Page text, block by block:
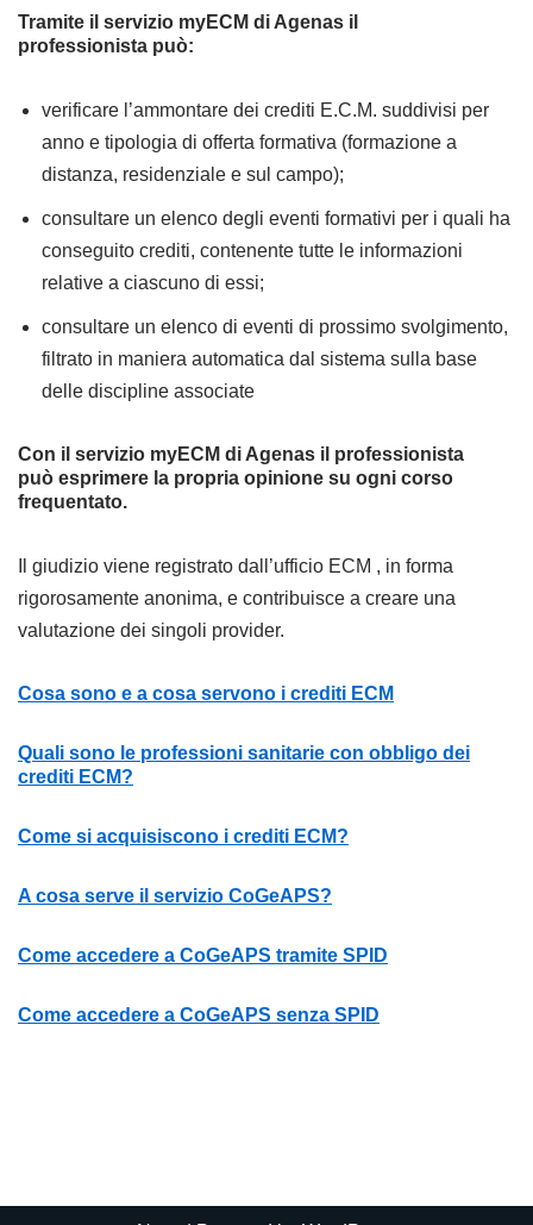
Tramite il servizio myECM di Agenas il
professionista può:
verificare l’ammontare dei crediti E.C.M. suddivisi per
anno e tipologia di offerta formativa (formazione a
distanza, residenziale e sul campo);
consultare un elenco degli eventi formativi per i quali ha
conseguito crediti, contenente tutte le informazioni
relative a ciascuno di essi;
consultare un elenco di eventi di prossimo svolgimento,
filtrato in maniera automatica dal sistema sulla base
delle discipline associate
Con il servizio myECM di Agenas il professionista
può esprimere la propria opinione su ogni corso
frequentato.
Il giudizio viene registrato dall’ufficio ECM , in forma
rigorosamente anonima, e contribuisce a creare una
valutazione dei singoli provider.
Cosa sono e a cosa servono i crediti ECM
Quali sono le professioni sanitarie con obbligo dei
crediti ECM?
Come si acquisiscono i crediti ECM?
A cosa serve il servizio CoGeAPS?
Come accedere a CoGeAPS tramite SPID
Come accedere a CoGeAPS senza SPID